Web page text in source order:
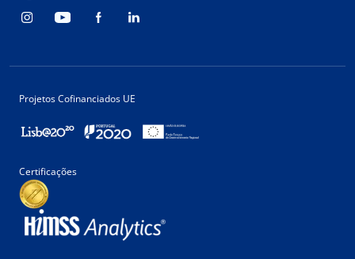
Projetos Cofinanciados UE
Certificações